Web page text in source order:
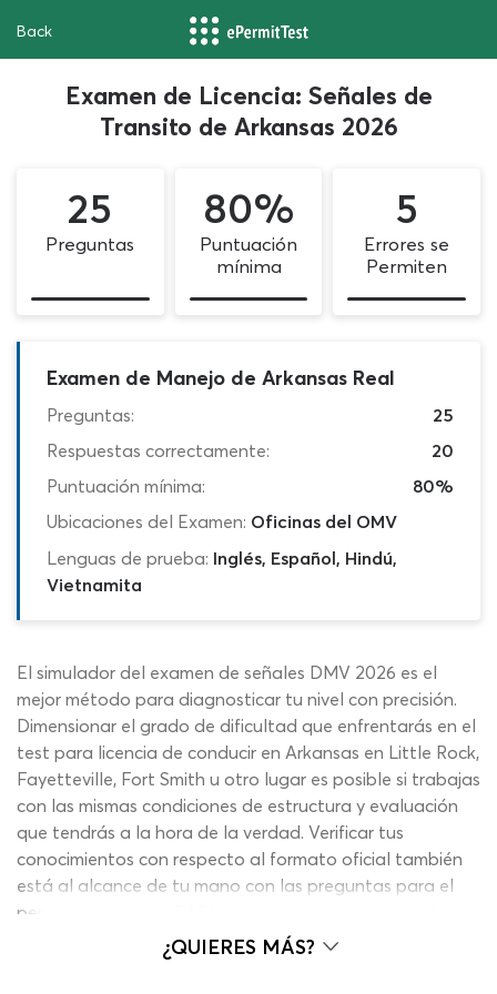
Back
Examen de Licencia: Señales de
Transito de Arkansas 2026
25
Preguntas
80%
Puntuación
mínima
5
Errores se
Permiten
Examen de Manejo de Arkansas Real
Preguntas:
25
Respuestas correctamente:
20
Puntuación mínima:
80%
Ubicaciones del Examen: Oficinas del OMV
Lenguas de prueba: Inglés, Español, Hindú,
Vietnamita
El simulador del examen de señales DMV 2026 es el
mejor método para diagnosticar tu nivel con precisión.
Dimensionar el grado de dificultad que enfrentarás en el
test para licencia de conducir en Arkansas en Little Rock,
Fayetteville, Fort Smith u otro lugar es posible si trabajas
con las mismas condiciones de estructura y evaluación
que tendrás a la hora de la verdad. Verificar tus
conocimientos con respecto al formato oficial también
está al alcance de tu mano con las preguntas para el
permiso de manejo DMV que tienes en este simulador,
pues trabajarás sin ayudas visuales a lo largo del
recorrido. No tienes funciones especiales ni herramientas
¿QUIERES MÁS?